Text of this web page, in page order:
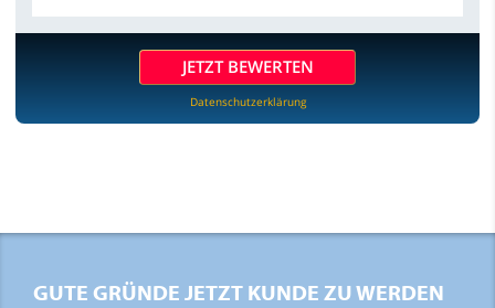
JETZT BEWERTEN
Datenschutzerklärung
GUTE GRÜNDE JETZT KUNDE ZU WERDEN